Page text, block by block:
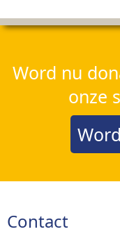
Word nu
onze
Contact